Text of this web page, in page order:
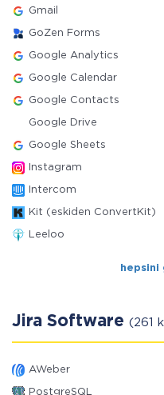
Gmail
GoZen Forms
Google Analytics
Google Calendar
Google Contacts
Google Drive
Google Sheets
Instagram
Intercom
Kit (eskiden ConvertKit)
Leeloo
hepsini
Jira Software (261
AWeber
PostgreSQL